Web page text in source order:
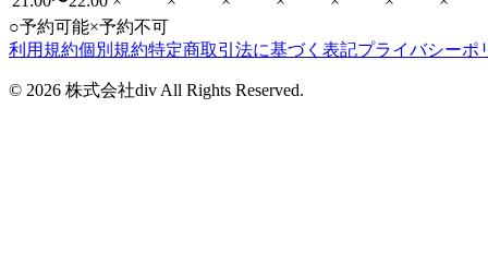
○予約可能×予約不可
利用規約個別規約特定商取引法に基づく表記プライバシーポ
© 2026 株式会社div All Rights Reserved.